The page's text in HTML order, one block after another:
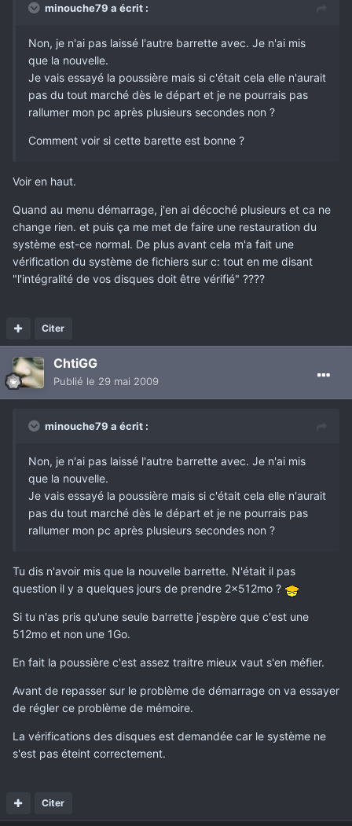
minouche79 a écrit :
Non, je n'ai pas laissé l'autre barrette avec. Je n'ai mis
que la nouvelle.
Je vais essayé la poussière mais si c'était cela elle n'aurait
pas du tout marché dès le départ et je ne pourrais pas
rallumer mon pc après plusieurs secondes non ?
Comment voir si cette barette est bonne ?
Voir en haut.
Quand au menu démarrage, j'en ai décoché plusieurs et ca ne
change rien. et puis ça me met de faire une restauration du
système est-ce normal. De plus avant cela m'a fait une
vérification du système de fichiers sur c: tout en me disant
"l'intégralité de vos disques doit être vérifié" ????
Citer
ChtiGG
Publié le 29 mai 2009
minouche79 a écrit :
Non, je n'ai pas laissé l'autre barrette avec. Je n'ai mis
que la nouvelle.
Je vais essayé la poussière mais si c'était cela elle n'aurait
pas du tout marché dès le départ et je ne pourrais pas
rallumer mon pc après plusieurs secondes non ?
Tu dis n'avoir mis que la nouvelle barrette. N'était il pas
question il y a quelques jours de prendre 2x512mo ?
Si tu n'as pris qu'une seule barrette j'espère que c'est une
512mo et non une 1Go.
En fait la poussière c'est assez traitre mieux vaut s'en méfier.
Avant de repasser sur le problème de démarrage on va essayer
de régler ce problème de mémoire.
La vérifications des disques est demandée car le système ne
s'est pas éteint correctement.
Citer